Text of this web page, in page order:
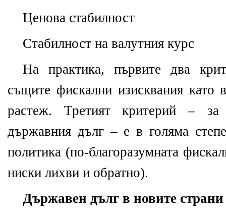
Ценова стабилност
Стабилност на валутния курс
На практика, първите два
същите фискални изисквания като
растеж. Третият критерий –
държавния дълг – е в голяма
политика (по-благоразумната
ниски лихви и обратно).
Държавен дълг в новите